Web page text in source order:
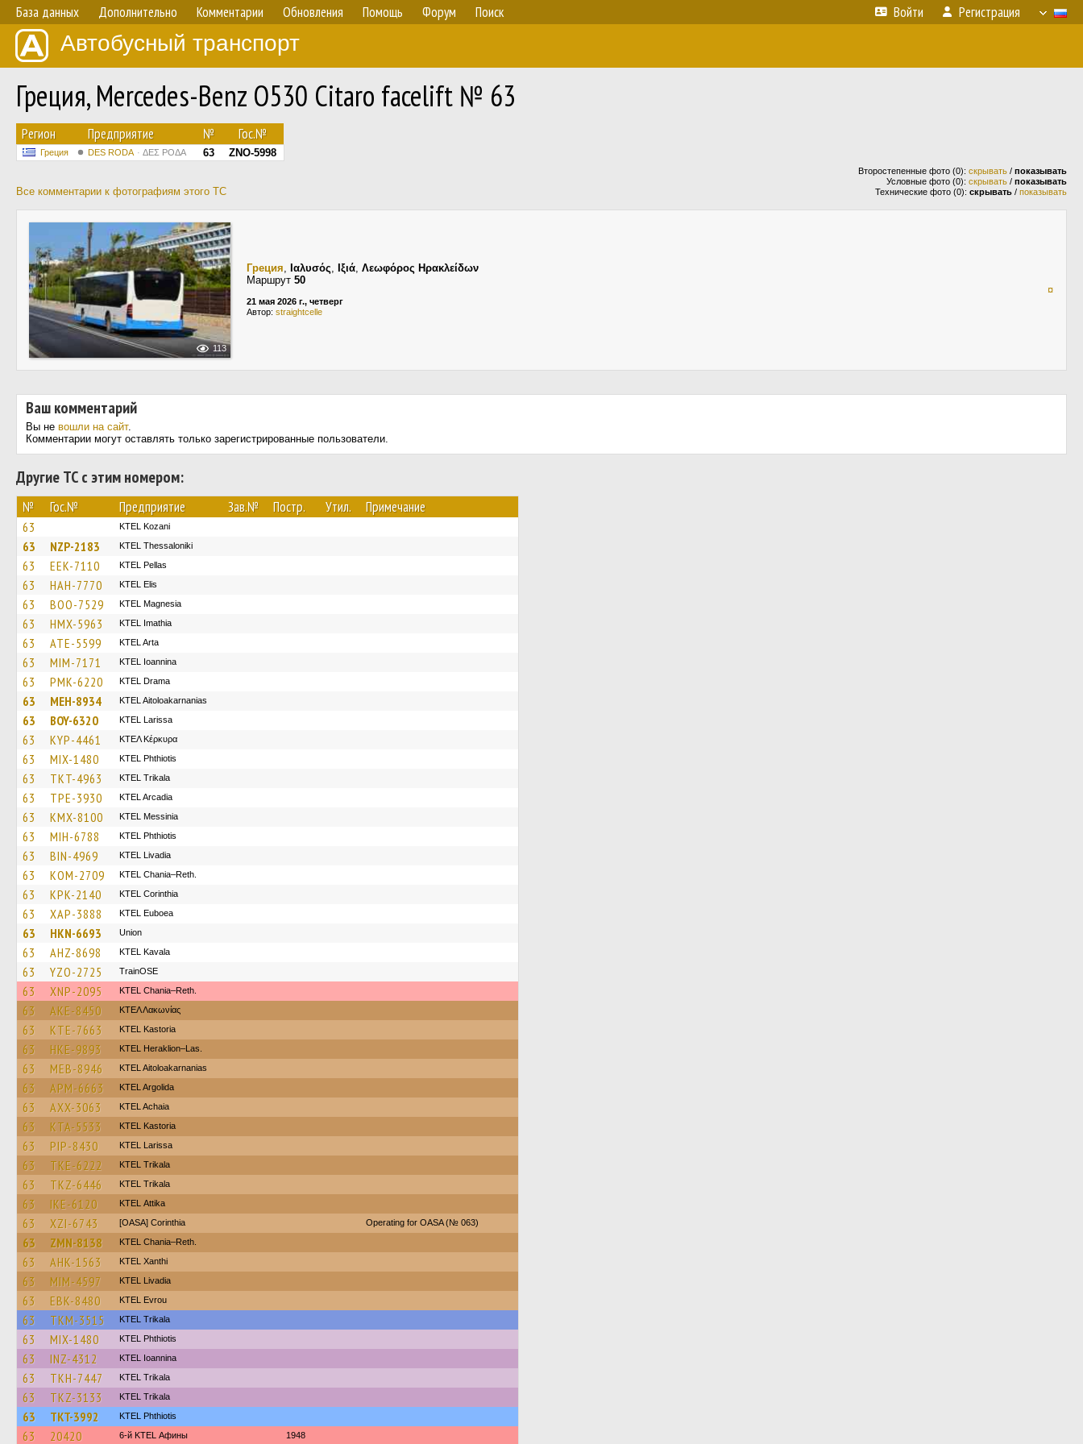
База данных Дополнительно Комментарии Обновления Помощь Форум Поиск Войти Регистрация
Автобусный транспорт
Греция, Mercedes-Benz O530 Citaro facelift № 63
Регион Предприятие № Гос.№
Греция DES RODA ΔΕΣ ΡΟΔΑ 63 ZNO-5998
Все комментарии к фотографиям этого ТС
Второстепенные фото (0): скрывать / показывать
Условные фото (0): скрывать / показывать
Технические фото (0): скрывать / показывать
113
Греция, Ιαλυσός, Ιξιά, Λεωφόρος Ηρακλείδων
Маршрут 50
21 мая 2026 г., четверг
Автор: straightcelle
¤
Ваш комментарий
Вы не вошли на сайт.
Комментарии могут оставлять только зарегистрированные пользователи.
Другие ТС с этим номером:
№ Гос.№ Предприятие Зав.№ Постр. Утил. Примечание
63 ΚΤΕL Kozani
63 NZP-2183 KTEL Thessaloniki
63 EEK-7110 KTEL Pellas
63 HAH-7770 KTEL Elis
63 BOO-7529 ΚΤΕL Magnesia
63 HMX-5963 KTEL Imathia
63 ATE-5599 KTEL Arta
63 MIM-7171 KTEL Ioannina
63 PMK-6220 KTEL Drama
63 MEH-8934 KTEL Aitoloakarnanias
63 BOY-6320 KTEL Larissa
63 KYP-4461 ΚΤΕΛ Κέρκυρα
63 MIX-1480 ΚΤΕL Phthiotis
63 TKT-4963 ΚΤΕL Τrikala
63 TPE-3930 KTEL Arcadia
63 KMX-8100 KTEL Messinia
63 MIH-6788 ΚΤΕL Phthiotis
63 BIN-4969 KTEL Livadia
63 KOM-2709 KTEL Chania–Reth.
63 KPK-2140 KTEL Corinthia
63 XAP-3888 ΚΤΕL Euboea
63 HKN-6693 Union
63 AHZ-8698 KTEL Kavala
63 YZO-2725 TrainΟSE
63 XNP-2095 KTEL Chania–Reth.
63 AKE-8450 ΚΤΕΛ Λακωνίας
63 KTE-7663 KTEL Kastoria
63 HKE-9893 KTEL Heraklion–Las.
63 MEB-8946 KTEL Aitoloakarnanias
63 APM-6663 KTEL Argolida
63 AXX-3063 KTEL Achaia
63 KTA-5533 KTEL Kastoria
63 PIP-8430 KTEL Larissa
63 TKE-6222 ΚΤΕL Τrikala
63 TKZ-6446 ΚΤΕL Τrikala
63 IKE-6120 KΤΕL Αttika
63 XZI-6743 [OASA] Corinthia Operating for OASA (№ 063)
63 ZMN-8138 KTEL Chania–Reth.
63 AHK-1563 KTEL Xanthi
63 MIM-4597 KTEL Livadia
63 EBK-8480 KTEL Evrou
63 TKM-3515 ΚΤΕL Τrikala
63 MIX-1480 ΚΤΕL Phthiotis
63 INZ-4312 KTEL Ioannina
63 TKH-7447 ΚΤΕL Τrikala
63 TKZ-3133 ΚΤΕL Τrikala
63 TKT-3992 ΚΤΕL Phthiotis
63 20420 6-й KTEL Афины 1948